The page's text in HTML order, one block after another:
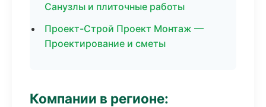
Санузлы и плиточные работы
Проект-Строй Проект Монтаж —
Проектирование и сметы
Компании в регионе: